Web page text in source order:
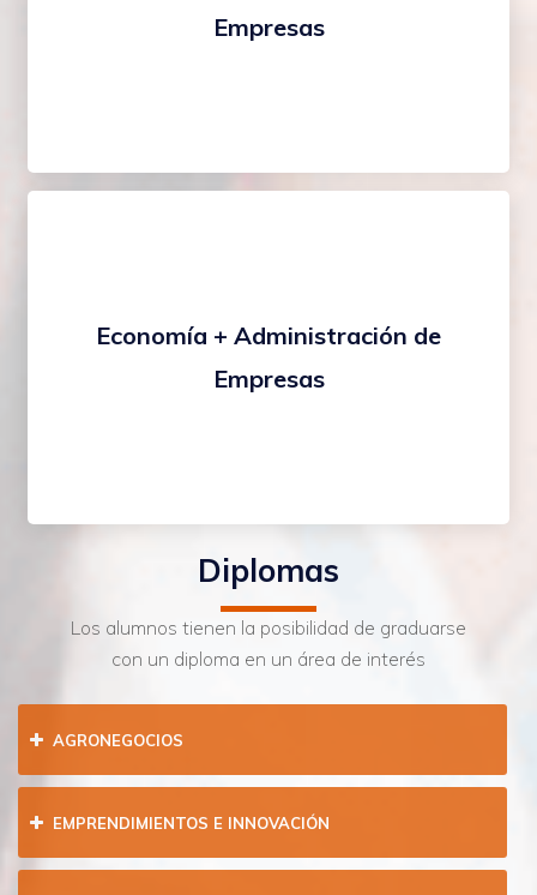
Empresas
Economía + Administración de
Empresas
Diplomas
Los alumnos tienen la posibilidad de graduarse
con un diploma en un área de interés
AGRONEGOCIOS
EMPRENDIMIENTOS E INNOVACIÓN